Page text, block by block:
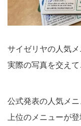
サイゼリヤの人気
実際の写真を交えて
公式発表の人気メ
上位のメニューが